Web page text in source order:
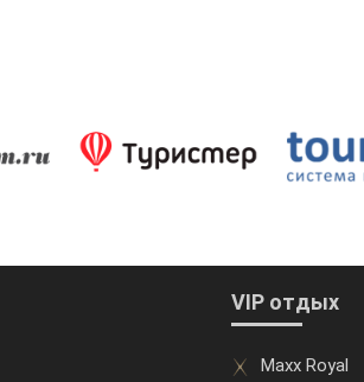
VIP отдых
Maxx Royal